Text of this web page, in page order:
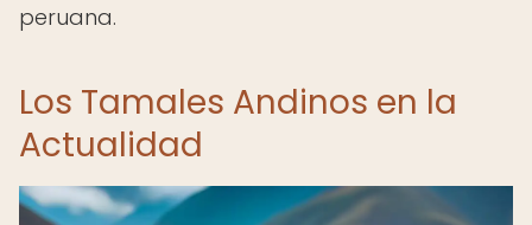
peruana.
Los Tamales Andinos en la
Actualidad